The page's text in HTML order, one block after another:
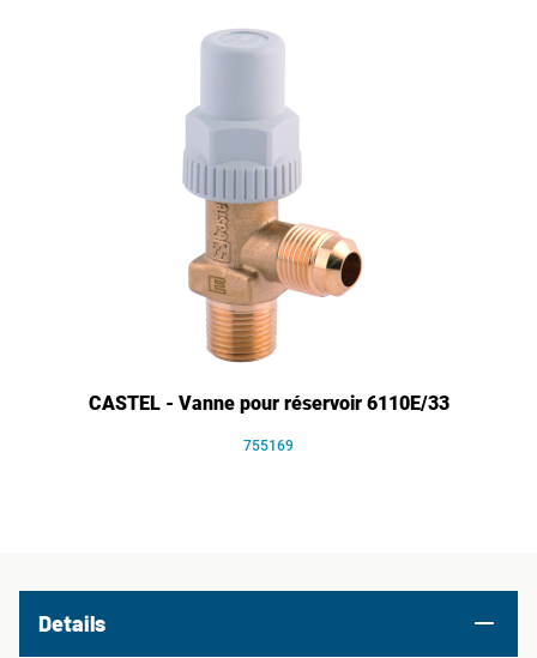
CASTEL - Vanne pour réservoir 6110E/33
755169
Details